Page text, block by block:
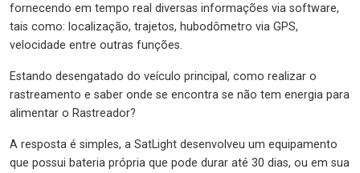
fornecendo em tempo real diversas informações via software,
tais como: localização, trajetos, hubodômetro via GPS,
velocidade entre outras funções.
Estando desengatado do veículo principal, como realizar o
rastreamento e saber onde se encontra se não tem energia para
alimentar o Rastreador?
A resposta é simples, a SatLight desenvolveu um equipamento
que possui bateria própria que pode durar até 30 dias, ou em sua